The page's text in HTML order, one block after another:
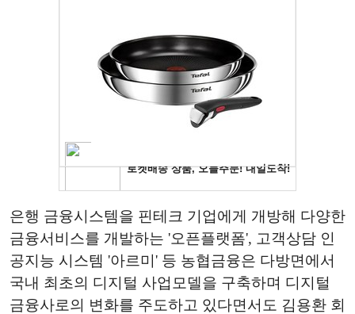
은행 금융시스템을 핀테크 기업에게 개방해 다양한
금융서비스를 개발하는 '오픈플랫폼', 고객상담 인
공지능 시스템 '아르미' 등 농협금융은 다방면에서
국내 최초의 디지털 사업모델을 구축하며 디지털
금융사로의 변화를 주도하고 있다면서도 김용환 회